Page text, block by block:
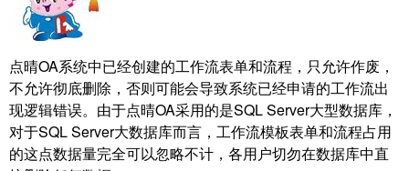
点晴OA系统中已经创建的工作流表单和流程，只允许作废，
不允许彻底删除，否则可能会导致系统已经申请的工作流出
现逻辑错误。由于点晴OA采用的是SQL Server大型数据库，
对于SQL Server大数据库而言，工作流模板表单和流程占用
的这点数据量完全可以忽略不计，各用户切勿在数据库中直